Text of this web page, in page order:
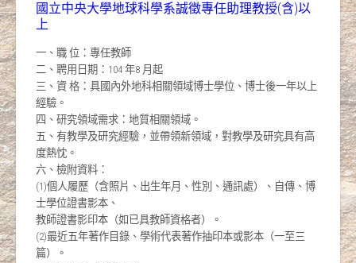
國立中央大學地球科學系誠徵專任助理教授(含)以
上
一、職 位：專任教師
二、聘用日期：104 年8 月起
三、資 格：具國內外地科相關領域博士學位、博士後一年以上
經驗。
四、研究領域需求：地質相關領域。
五、有教學及研究經驗，並帶領新領域，對教學及研究具有高
度熱忱。
六、檢附資料：
(1)個人履歷（含照片、出生年月、性別、通訊處）、自傳、博
士學位證書影本、
教師證書影印本（如已具教師資格者）。
(2)最近五年著作目錄、學術代表著作抽印本或影本（一至三
篇）。